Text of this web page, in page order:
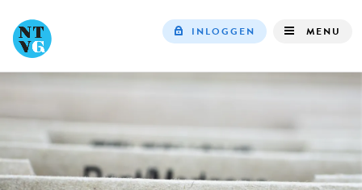
navigation
INLOGGEN MENU